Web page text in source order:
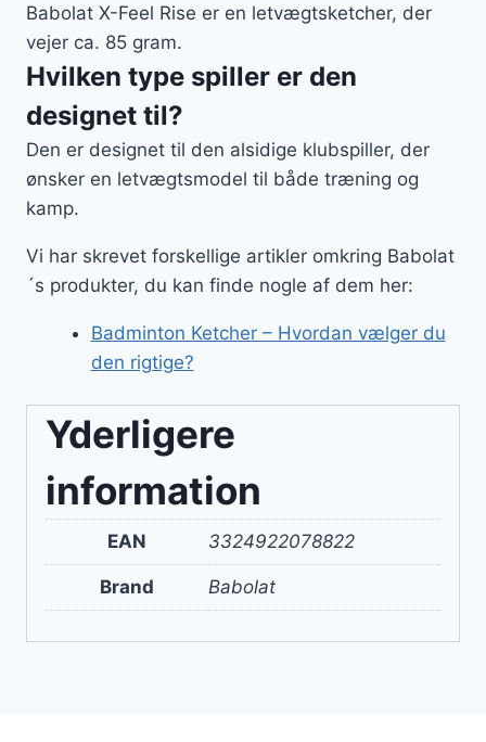
Babolat X-Feel Rise er en letvægtsketcher, der
vejer ca. 85 gram.
Hvilken type spiller er den
designet til?
Den er designet til den alsidige klubspiller, der
ønsker en letvægtsmodel til både træning og
kamp.
Vi har skrevet forskellige artikler omkring Babolat
´s produkter, du kan finde nogle af dem her:
Badminton Ketcher – Hvordan vælger du
den rigtige?
Yderligere
information
EAN 3324922078822
Brand Babolat